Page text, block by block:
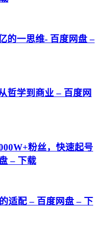
的一思维- 百度网盘 –
哲学到商业 – 百度网
粉丝，快速起号
– 下载
适配 – 百度网盘 – 下